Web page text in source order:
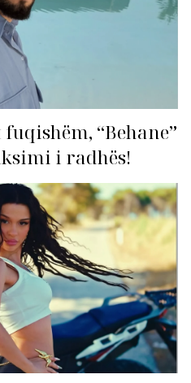
“Behane”
i radhës!